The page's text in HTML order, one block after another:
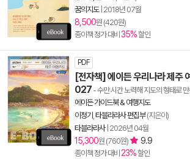
꿈의지도| 2018년 07월
8,500원 (420원)
종이책 정가 대비 35%할인
PDF
[전자책] 에이든 우리나라 제
027 - 수만 시간 노력해 지도의 형태로
에이든 가이드북 & 여행지도
이정기 타블라라사 편집부(지은이)
타블라라사| 2026년 04월
15,300원 (760원) 9.9
종이책 정가 대비 23%할인